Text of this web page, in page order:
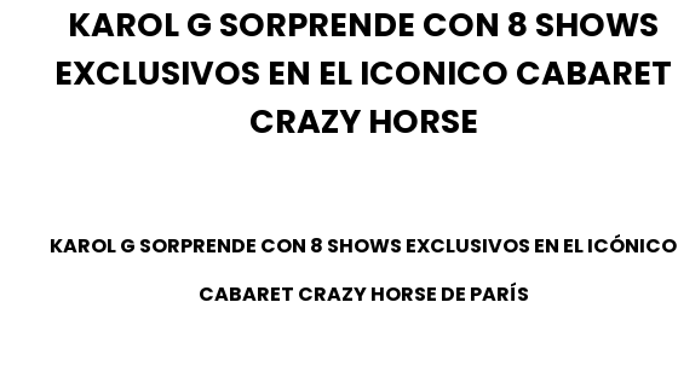
KAROL G SORPRENDE CON 8 SHOWS
EXCLUSIVOS EN EL ICONICO CABARET
CRAZY HORSE
KAROL G SORPRENDE CON 8 SHOWS EXCLUSIVOS EN EL ICÓNICO
CABARET CRAZY HORSE DE PARÍS